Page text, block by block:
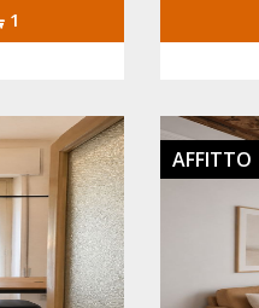
1
AFFITTO